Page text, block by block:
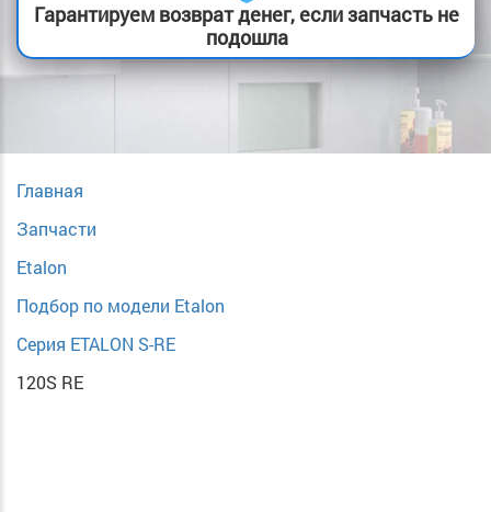
Гарантируем возврат денег, если запчасть не
подошла
Главная
Запчасти
Etalon
Подбор по модели Etalon
Серия ETALON S-RE
120S RE